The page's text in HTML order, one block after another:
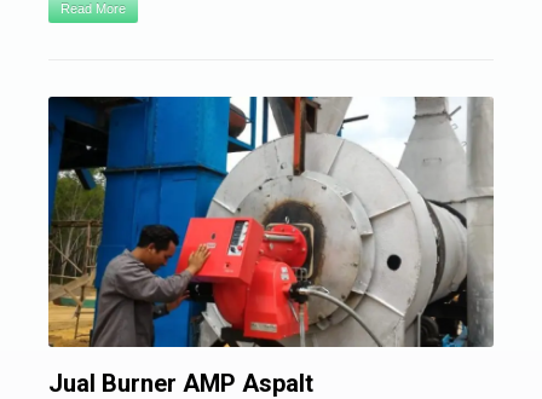
Read More
Jual Burner AMP Aspalt